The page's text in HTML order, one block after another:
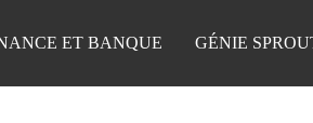
ET BANQUE GÉNIE